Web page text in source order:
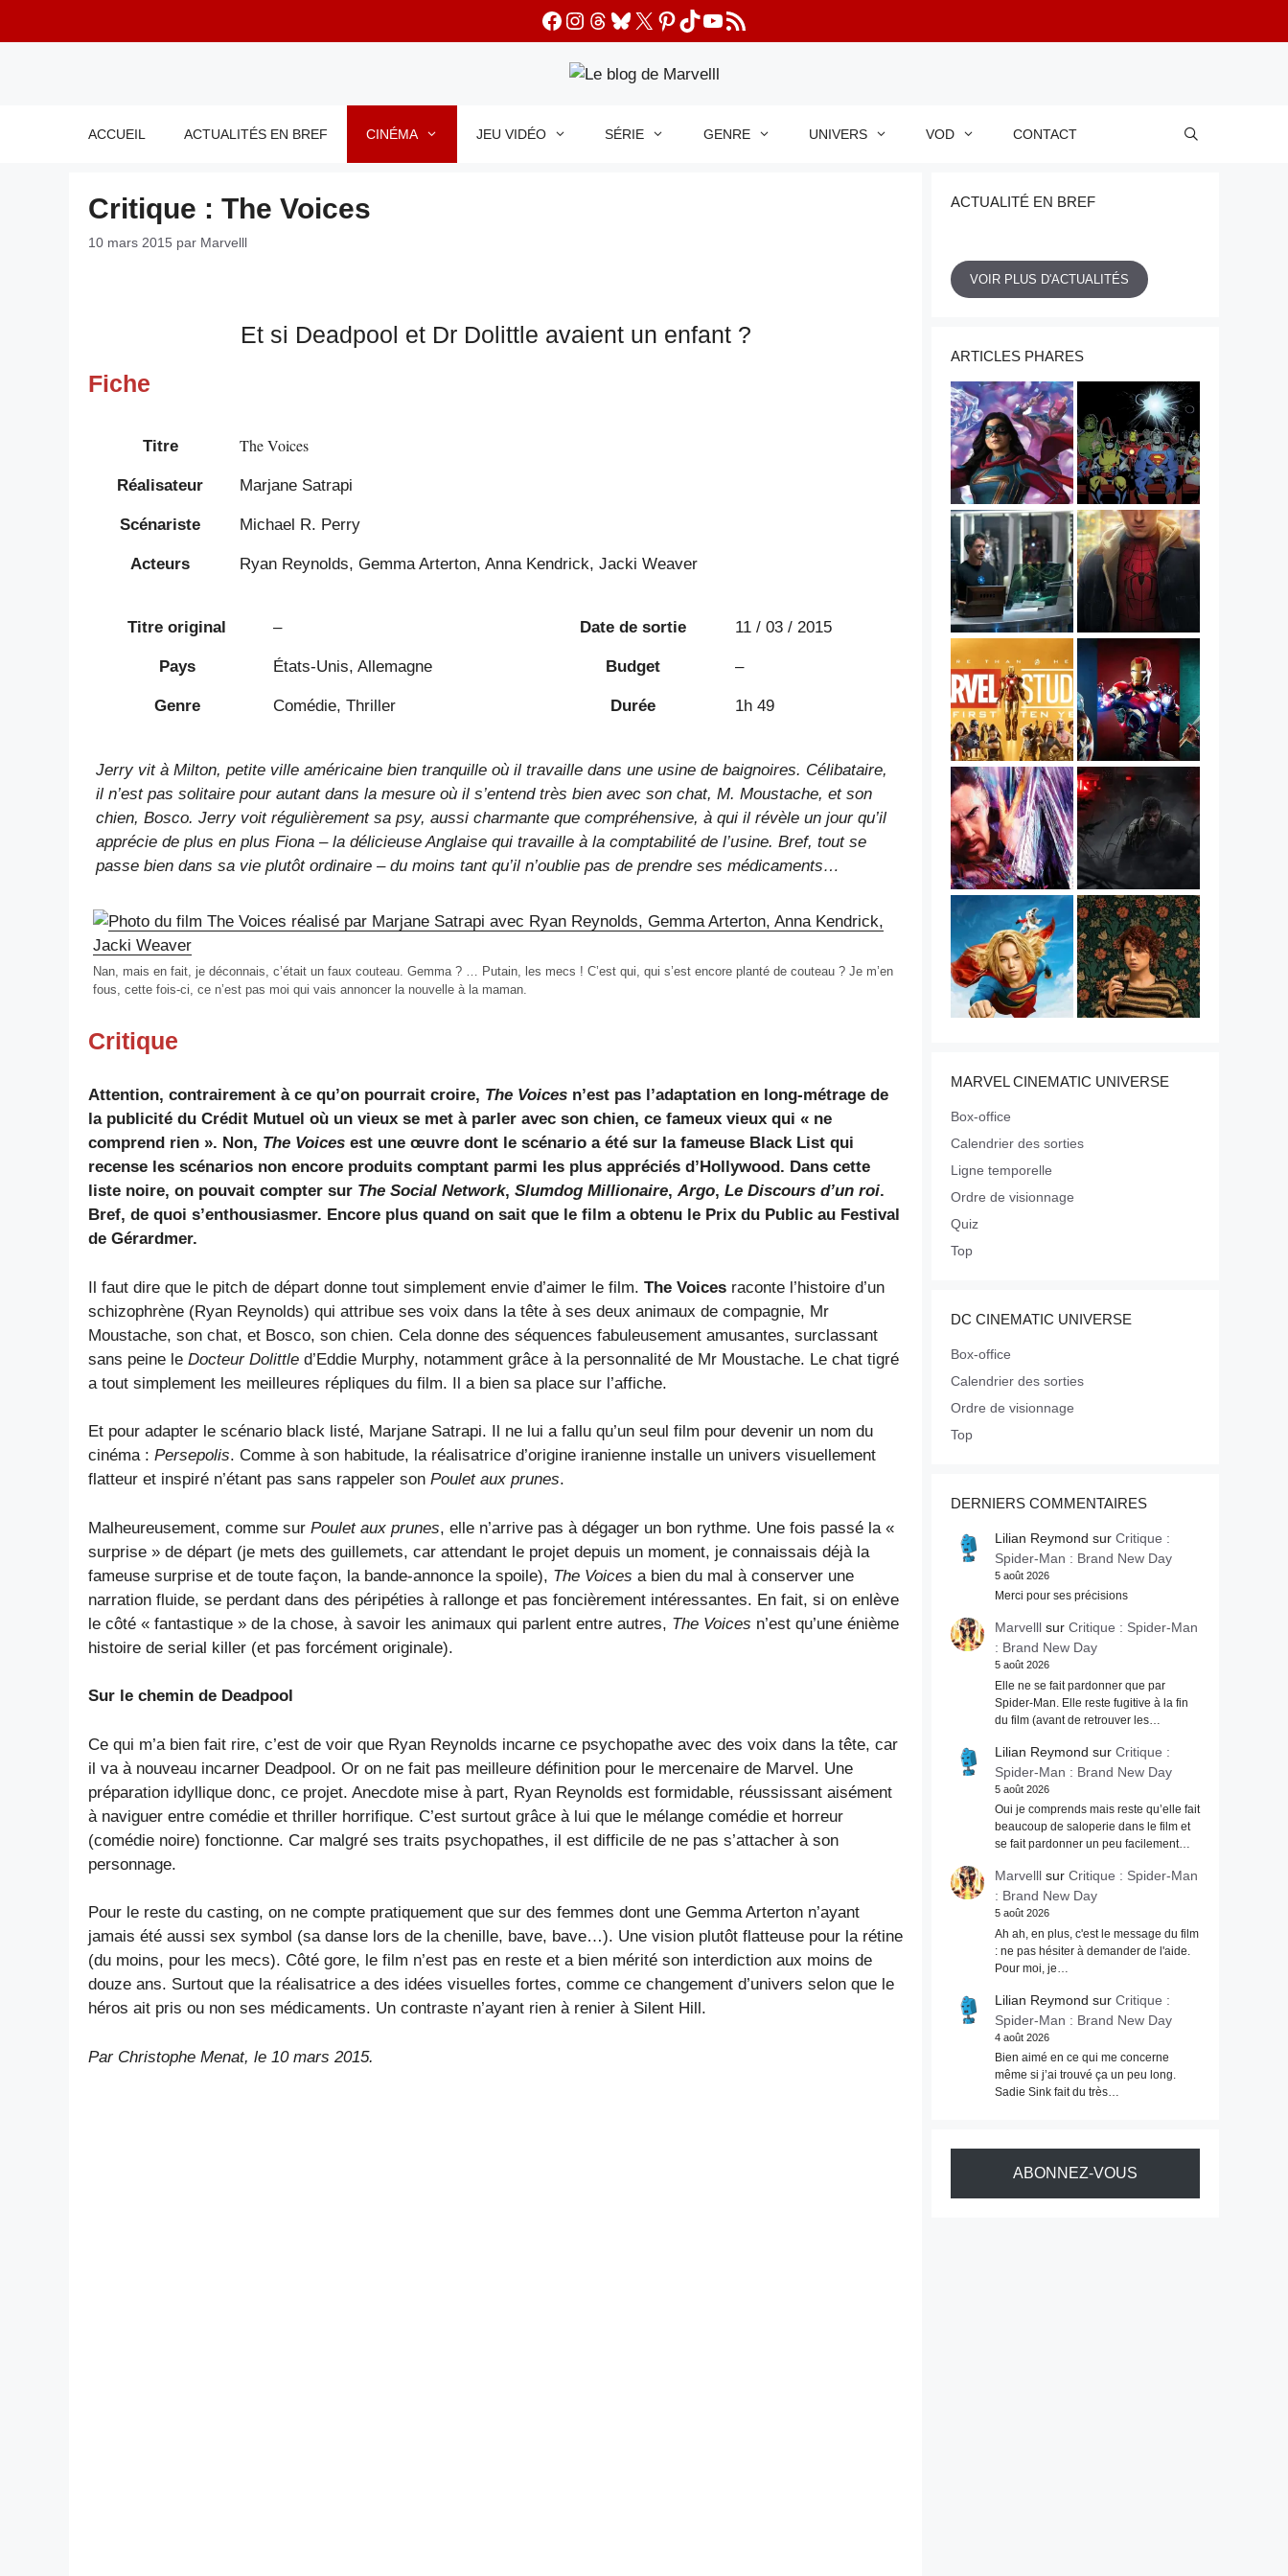
Facebook
Instagram
Threads
Bluesky
X Pinterest
TikTok
YouTube
Flux RSS
ACCUEIL ACTUALITÉS EN BREF CINÉMA JEU VIDÉO SÉRIE GENRE UNIVERS VOD CONTACT
Critique : The Voices
10 mars 2015 par Marvelll
Et si Deadpool et Dr Dolittle avaient un enfant ?
Fiche
Titre The Voices
Réalisateur Marjane Satrapi
Scénariste Michael R. Perry
Acteurs Ryan Reynolds, Gemma Arterton, Anna Kendrick, Jacki Weaver
Titre original – Date de sortie 11 / 03 / 2015
Pays États-Unis, Allemagne Budget –
Genre Comédie, Thriller Durée 1h 49
Jerry vit à Milton, petite ville américaine bien tranquille où il travaille dans une usine de baignoires. Célibataire,
il n’est pas solitaire pour autant dans la mesure où il s’entend très bien avec son chat, M. Moustache, et son
chien, Bosco. Jerry voit régulièrement sa psy, aussi charmante que compréhensive, à qui il révèle un jour qu’il
apprécie de plus en plus Fiona – la délicieuse Anglaise qui travaille à la comptabilité de l’usine. Bref, tout se
passe bien dans sa vie plutôt ordinaire – du moins tant qu’il n’oublie pas de prendre ses médicaments…
Nan, mais en fait, je déconnais, c’était un faux couteau. Gemma ? … Putain, les mecs ! C’est qui, qui s’est encore planté de couteau ? Je m’en
fous, cette fois-ci, ce n’est pas moi qui vais annoncer la nouvelle à la maman.
Critique
Attention, contrairement à ce qu’on pourrait croire, The Voices n’est pas l’adaptation en long-métrage de
la publicité du Crédit Mutuel où un vieux se met à parler avec son chien, ce fameux vieux qui « ne
comprend rien ». Non, The Voices est une œuvre dont le scénario a été sur la fameuse Black List qui
recense les scénarios non encore produits comptant parmi les plus appréciés d’Hollywood. Dans cette
liste noire, on pouvait compter sur The Social Network, Slumdog Millionaire,Argo, Le Discours d’un roi.
Bref, de quoi s’enthousiasmer. Encore plus quand on sait que le film a obtenu le Prix du Public au Festival
de Gérardmer.
Il faut dire que le pitch de départ donne tout simplement envie d’aimer le film. The Voices raconte l’histoire d’un
schizophrène (Ryan Reynolds) qui attribue ses voix dans la tête à ses deux animaux de compagnie, Mr
Moustache, son chat, et Bosco, son chien. Cela donne des séquences fabuleusement amusantes, surclassant
sans peine le Docteur Dolittle d’Eddie Murphy, notamment grâce à la personnalité de Mr Moustache. Le chat tigré
a tout simplement les meilleures répliques du film. Il a bien sa place sur l’affiche.
Et pour adapter le scénario black listé, Marjane Satrapi. Il ne lui a fallu qu’un seul film pour devenir un nom du
cinéma : Persepolis. Comme à son habitude, la réalisatrice d’origine iranienne installe un univers visuellement
flatteur et inspiré n’étant pas sans rappeler son Poulet aux prunes.
Malheureusement, comme sur Poulet aux prunes, elle n’arrive pas à dégager un bon rythme. Une fois passé la «
surprise » de départ (je mets des guillemets, car attendant le projet depuis un moment, je connaissais déjà la
fameuse surprise et de toute façon, la bande-annonce la spoile), The Voices a bien du mal à conserver une
narration fluide, se perdant dans des péripéties à rallonge et pas foncièrement intéressantes. En fait, si on enlève
le côté « fantastique » de la chose, à savoir les animaux qui parlent entre autres, The Voices n’est qu’une énième
histoire de serial killer (et pas forcément originale).
Sur le chemin de Deadpool
Ce qui m’a bien fait rire, c’est de voir que Ryan Reynolds incarne ce psychopathe avec des voix dans la tête, car
il va à nouveau incarner Deadpool. Or on ne fait pas meilleure définition pour le mercenaire de Marvel. Une
préparation idyllique donc, ce projet. Anecdote mise à part, Ryan Reynolds est formidable, réussissant aisément
à naviguer entre comédie et thriller horrifique. C’est surtout grâce à lui que le mélange comédie et horreur
(comédie noire) fonctionne. Car malgré ses traits psychopathes, il est difficile de ne pas s’attacher à son
personnage.
Pour le reste du casting, on ne compte pratiquement que sur des femmes dont une Gemma Arterton n’ayant
jamais été aussi sex symbol (sa danse lors de la chenille, bave, bave…). Une vision plutôt flatteuse pour la rétine
(du moins, pour les mecs). Côté gore, le film n’est pas en reste et a bien mérité son interdiction aux moins de
douze ans. Surtout que la réalisatrice a des idées visuelles fortes, comme ce changement d’univers selon que le
héros ait pris ou non ses médicaments. Un contraste n’ayant rien à renier à Silent Hill.
Par Christophe Menat, le 10 mars 2015.
ACTUALITÉ EN BREF
VOIR PLUS D'ACTUALITÉS
ARTICLES PHARES
MARVEL CINEMATIC UNIVERSE
Box-office
Calendrier des sorties
Ligne temporelle
Ordre de visionnage
Quiz
Top
DC CINEMATIC UNIVERSE
Box-office
Calendrier des sorties
Ordre de visionnage
Top
DERNIERS COMMENTAIRES
Lilian Reymond sur Critique :
Spider-Man : Brand New Day
5 août 2026
Merci pour ses précisions
Marvelllsur Critique : Spider-Man
: Brand New Day
5 août 2026
Elle ne se fait pardonner que par
Spider-Man. Elle reste fugitive à la fin
du film (avant de retrouver les…
Lilian Reymond sur Critique :
Spider-Man : Brand New Day
5 août 2026
Oui je comprends mais reste qu’elle fait
beaucoup de saloperie dans le film et
se fait pardonner un peu facilement…
Marvelllsur Critique : Spider-Man
: Brand New Day
5 août 2026
Ah ah, en plus, c'est le message du film
: ne pas hésiter à demander de l'aide.
Pour moi, je…
Lilian Reymond sur Critique :
Spider-Man : Brand New Day
4 août 2026
Bien aimé en ce qui me concerne
même si j’ai trouvé ça un peu long.
Sadie Sink fait du très…
ABONNEZ-VOUS